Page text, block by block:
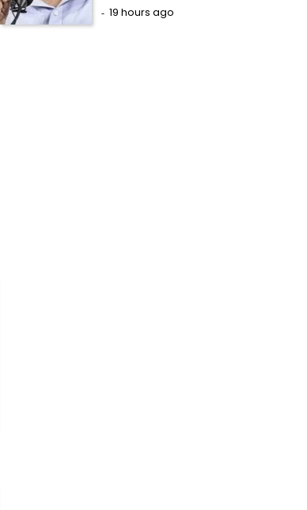
19 hours ago